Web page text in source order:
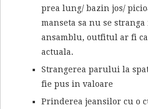
prea lung/ bazin jos/
manseta sa nu se
ansamblu, outfitul ar fi
actuala.
Strangerea parului la
fie pus in valoare
Prinderea jeansilor cu o